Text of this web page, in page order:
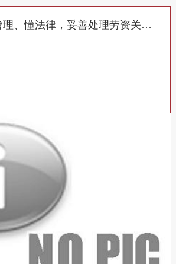
稳定大局：懂管理、懂法律，妥善处理劳资关系，促企业经营发展